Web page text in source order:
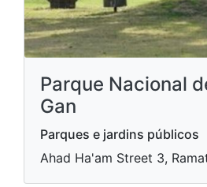
Parque Nacional
Gan
Parques e jardins públicos
Ahad Ha'am Street 3,